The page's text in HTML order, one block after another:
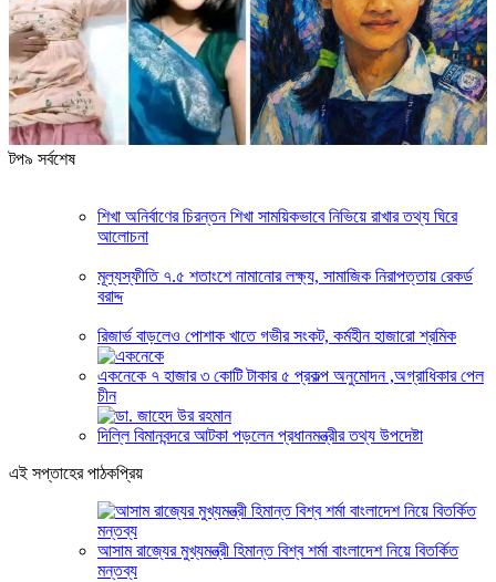
টপ৯ সর্বশেষ
শিখা অনির্বাণের চিরন্তন শিখা সাময়িকভাবে নিভিয়ে রাখার তথ্য ঘিরে
আলোচনা
মূল্যস্ফীতি ৭.৫ শতাংশে নামানোর লক্ষ্য, সামাজিক নিরাপত্তায় রেকর্ড
বরাদ্দ
রিজার্ভ বাড়লেও পোশাক খাতে গভীর সংকট, কর্মহীন হাজারো শ্রমিক
একনেকে ৭ হাজার ৩ কোটি টাকার ৫ প্রকল্প অনুমোদন ,অগ্রাধিকার পেল
চীন
দিল্লি বিমানবন্দরে আটকা পড়লেন প্রধানমন্ত্রীর তথ্য উপদেষ্টা
এই সপ্তাহের পাঠকপ্রিয়
আসাম রাজ্যের মুখ্যমন্ত্রী হিমান্ত বিশ্ব শর্মা বাংলাদেশ নিয়ে বিতর্কিত
মন্তব্য